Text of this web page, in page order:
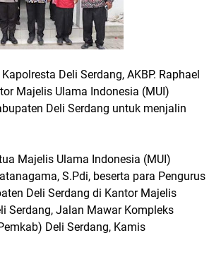
Kapolresta Deli Serdang, AKBP. Raphael
Majelis Ulama Indonesia (MUI)
Deli Serdang untuk menjalin
Majelis Ulama Indonesia (MUI)
S.Pdi, beserta para Pengurus
Deli Serdang di Kantor Majelis
Serdang, Jalan Mawar Kompleks
Deli Serdang, Kamis